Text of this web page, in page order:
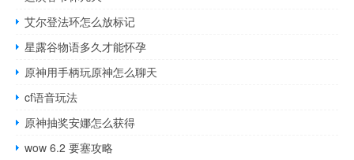
艾尔登法环怎么放标记
星露谷物语多久才能怀孕
原神用手柄玩原神怎么聊天
cf语音玩法
原神抽奖安娜怎么获得
wow 6.2 要塞攻略